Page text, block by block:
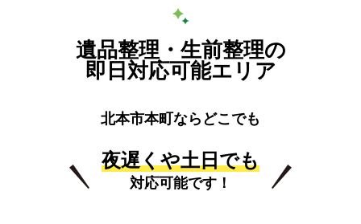
遺品整理・生前整理の
即日対応可能エリア
北本市本町ならどこでも
夜遅くや土日でも
対応可能です！